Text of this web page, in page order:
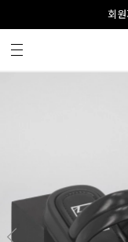
오전
회